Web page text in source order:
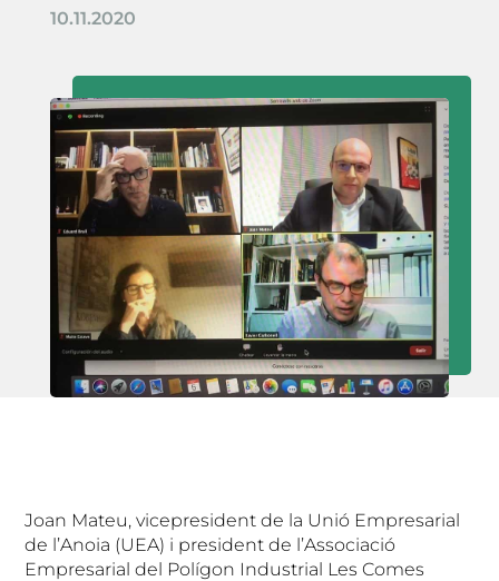
10.11.2020
Joan Mateu, vicepresident de la Unió Empresarial
de l’Anoia (UEA) i president de l’Associació
Empresarial del Polígon Industrial Les Comes